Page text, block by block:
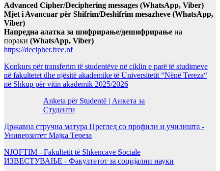
Advanced Cipher/Deciphering messages (WhatsApp, Viber)
Mjet i Avancuar për Shifrim/Deshifrim mesazheve (WhatsApp,
Viber)
Напредна алатка за шифрирање/дешифрирање на
пораки (WhatsApp, Viber)
https://decipher.free.nf
Konkurs për transferim të studentëve në ciklin e parë të studimeve
në fakultetet dhe njësitë akademike të Universitetit “Nënë Tereza“
në Shkup për vitin akademik 2025/2026
Anketa për Studentë | Анкета за
Студенти
Државна стручна матура Преглед со профили и училишта -
Универзитет Мајка Тереза
NJOFTIM - Fakultetit të Shkencave Sociale
ИЗВЕСТУВАЊЕ - Факултетот за социјални науки